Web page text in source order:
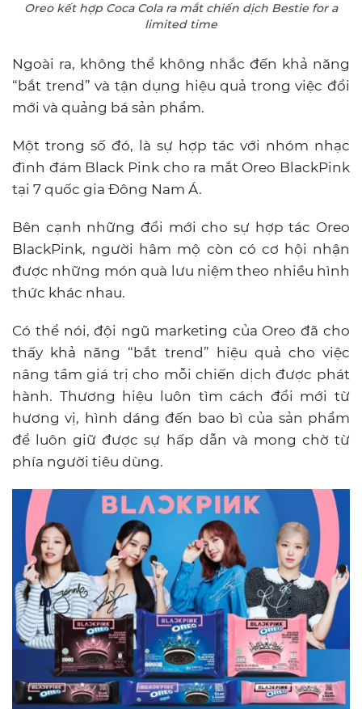
Oreo kết hợp Coca Cola ra mắt chiến dịch Bestie for a
limited time
Ngoài ra, không thể không nhắc đến khả năng
“bắt trend” và tận dụng hiệu quả trong việc đổi
mới và quảng bá sản phẩm.
Một trong số đó, là sự hợp tác với nhóm nhạc
đình đám Black Pink cho ra mắt Oreo BlackPink
tại 7 quốc gia Đông Nam Á.
Bên cạnh những đổi mới cho sự hợp tác Oreo
BlackPink, người hâm mộ còn có cơ hội nhận
được những món quà lưu niệm theo nhiều hình
thức khác nhau.
Có thể nói, đội ngũ marketing của Oreo đã cho
thấy khả năng “bắt trend” hiệu quả cho việc
nâng tầm giá trị cho mỗi chiến dịch được phát
hành. Thương hiệu luôn tìm cách đổi mới từ
hương vị, hình dáng đến bao bì của sản phẩm
để luôn giữ được sự hấp dẫn và mong chờ từ
phía người tiêu dùng.